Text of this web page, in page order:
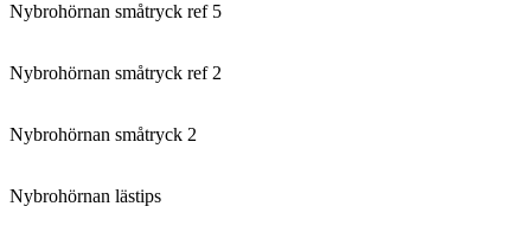
Nybrohörnan småtryck ref 5
Nybrohörnan småtryck ref 2
Nybrohörnan småtryck 2
Nybrohörnan lästips